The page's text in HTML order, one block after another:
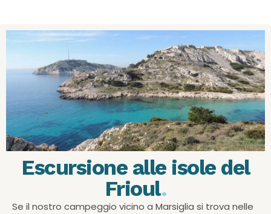
Escursione alle isole del
Frioul.
Se il nostro campeggio vicino a Marsiglia si trova nelle